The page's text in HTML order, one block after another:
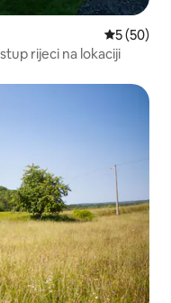
Prosječna
5 (50)
rijeci na lokaciji